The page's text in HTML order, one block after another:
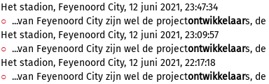
Het stadion, Feyenoord City, 12 juni 2021, 23:47:34
...van Feyenoord City zijn wel de projectontwikkelaars, de
Het stadion, Feyenoord City, 12 juni 2021, 23:09:57
...van Feyenoord City zijn wel de projectontwikkelaars, de
Het stadion, Feyenoord City, 12 juni 2021, 22:17:18
...van Feyenoord City zijn wel de projectontwikkelaars, de